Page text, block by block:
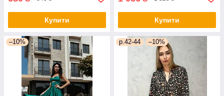
Купити Купити
–10% р.42-44 –10%